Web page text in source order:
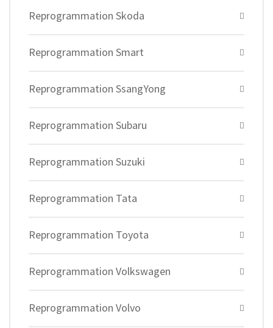
Reprogrammation Skoda
Reprogrammation Smart
Reprogrammation SsangYong
Reprogrammation Subaru
Reprogrammation Suzuki
Reprogrammation Tata
Reprogrammation Toyota
Reprogrammation Volkswagen
Reprogrammation Volvo